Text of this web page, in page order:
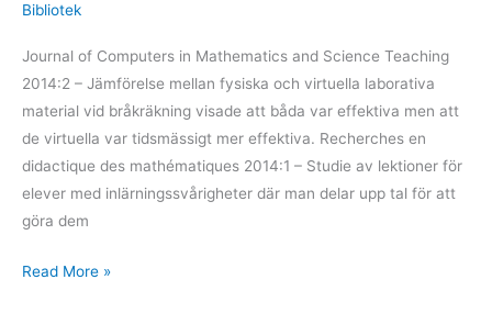
Bibliotek
Journal of Computers in Mathematics and Science Teaching
2014:2 – Jämförelse mellan fysiska och virtuella laborativa
material vid bråkräkning visade att båda var effektiva men att
de virtuella var tidsmässigt mer effektiva. Recherches en
didactique des mathématiques 2014:1 – Studie av lektioner för
elever med inlärningssvårigheter där man delar upp tal för att
göra dem
Read More »